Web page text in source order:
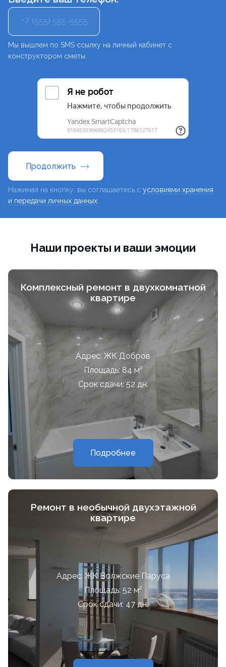
+7
Мы вышлем по SMS ссылку на личный кабинет с
конструктором сметы.
Продолжить
Нажимая на кнопку, вы соглашаетесь с условиями хранения
и передачи личных данных
Наши проекты и ваши эмоции
Комплексный ремонт в двухкомнатной
квартире
Адрес: ЖК Добров
Площадь: 84 м²
Срок сдачи: 52 дн.
Подробнее
Ремонт в необычной двухэтажной
квартире
Адрес: ЖК Волжские Паруса
Площадь: 52 м²
Срок сдачи: 47 дн.